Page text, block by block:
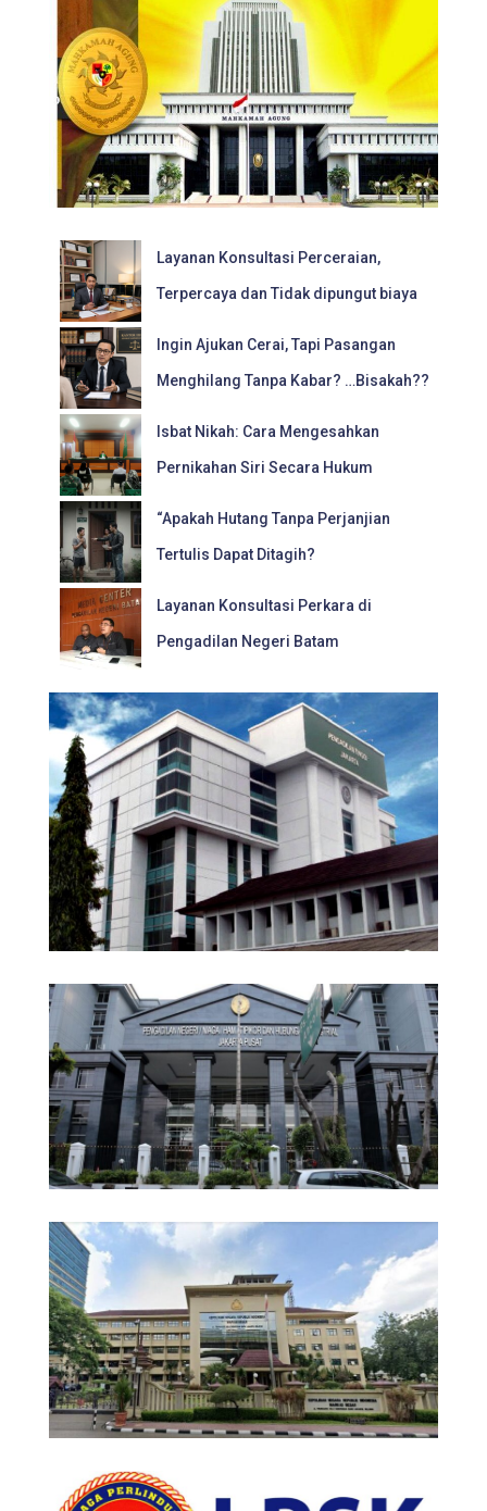
Layanan Konsultasi Perceraian,
Terpercaya dan Tidak dipungut biaya
Ingin Ajukan Cerai, Tapi Pasangan
Menghilang Tanpa Kabar? …Bisakah??
Isbat Nikah: Cara Mengesahkan
Pernikahan Siri Secara Hukum
“Apakah Hutang Tanpa Perjanjian
Tertulis Dapat Ditagih?
Layanan Konsultasi Perkara di
Pengadilan Negeri Batam